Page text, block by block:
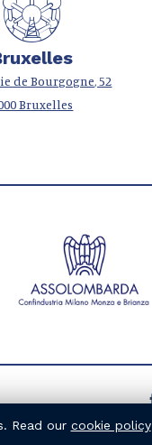
de Bourgogne, 52
Bruxelles
Read our cookie policy